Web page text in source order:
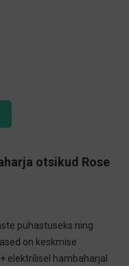
otsikud Rose
puhastuseks ning
on keskmise
elektrilisel hambaharjal